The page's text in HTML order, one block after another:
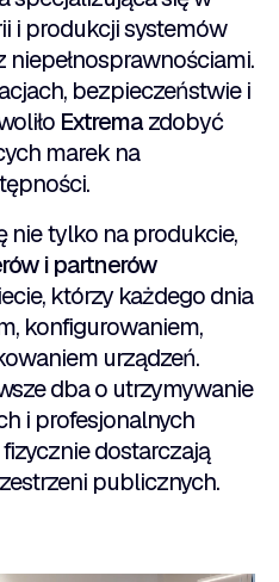
i produkcji systemów
bezpieczeństwie i
Extremazdobyć
marek na
nie tylko na produkcie,
i partnerów
którzy każdego dnia
konfigurowaniem,
urządzeń.
dba o utrzymywanie
i profesjonalnych
dostarczają
publicznych.